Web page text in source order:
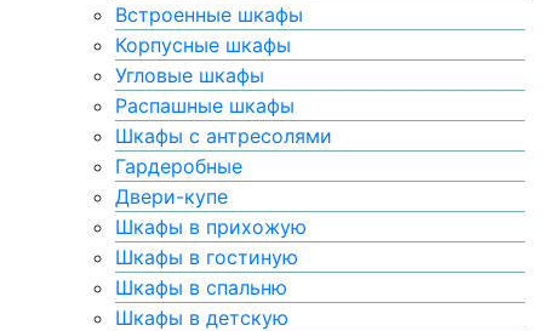
Встроенные шкафы
Корпусные шкафы
Угловые шкафы
Распашные шкафы
Шкафы с антресолями
Гардеробные
Двери-купе
Шкафы в прихожую
Шкафы в гостиную
Шкафы в спальню
Шкафы в детскую